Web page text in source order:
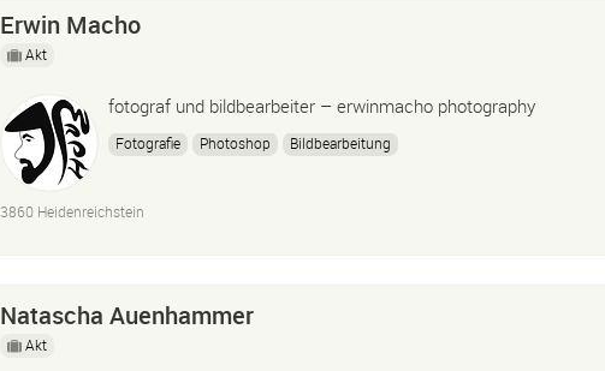
Erwin Macho
Akt
fotograf und bildbearbeiter – erwinmacho photography
Fotografie Photoshop Bildbearbeitung
3860 Heidenreichstein
Natascha Auenhammer
Akt